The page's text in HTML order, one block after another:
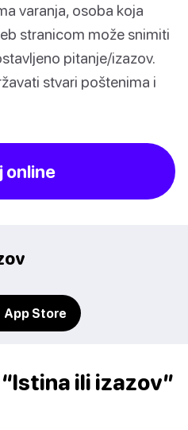
varanja, osoba koja
stranicom može snimiti
pitanje/izazov.
stvari poštenima i
online
App Store
ili izazov”